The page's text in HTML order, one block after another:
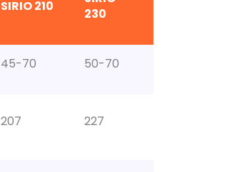
SIRIO 210
230
45-70 50-70
207 227